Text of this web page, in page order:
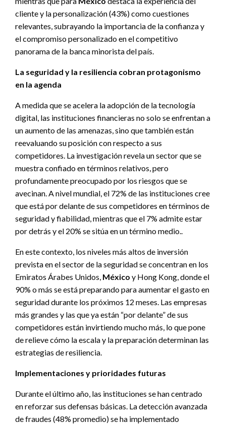
cliente y la personalización (43%) como cuestiones
relevantes, subrayando la importancia de la confianza y
el compromiso personalizado en el competitivo
panorama de la banca minorista del país.
La seguridad y la resiliencia cobran protagonismo
en la agenda
A medida que se acelera la adopción de la tecnología
digital, las instituciones financieras no solo se enfrentan a
un aumento de las amenazas, sino que también están
reevaluando su posición con respecto a sus
competidores. La investigación revela un sector que se
muestra confiado en términos relativos, pero
profundamente preocupado por los riesgos que se
avecinan. A nivel mundial, el 72% de las instituciones cree
que está por delante de sus competidores en términos de
seguridad y fiabilidad, mientras que el 7% admite estar
por detrás y el 20% se sitúa en un término medio..
En este contexto, los niveles más altos de inversión
prevista en el sector de la seguridad se concentran en los
Emiratos Árabes Unidos, México y Hong Kong, donde el
90% o más se está preparando para aumentar el gasto en
seguridad durante los próximos 12 meses. Las empresas
más grandes y las que ya están “por delante” de sus
competidores están invirtiendo mucho más, lo que pone
de relieve cómo la escala y la preparación determinan las
estrategias de resiliencia.
Implementaciones y prioridades futuras
Durante el último año, las instituciones se han centrado
en reforzar sus defensas básicas. La detección avanzada
de fraudes (48% promedio) se ha implementado